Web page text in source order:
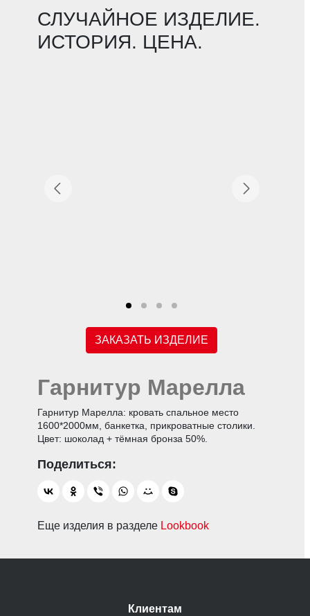
СЛУЧАЙНОЕ ИЗДЕЛИЕ.
ИСТОРИЯ. ЦЕНА.
ЗАКАЗАТЬ ИЗДЕЛИЕ
Гарнитур Марелла
Гарнитур Марелла: кровать спальное место
1600*2000мм, банкетка, прикроватные столики.
Цвет: шоколад + тёмная бронза 50%.
Еще изделия в разделе Lookbook
Клиентам